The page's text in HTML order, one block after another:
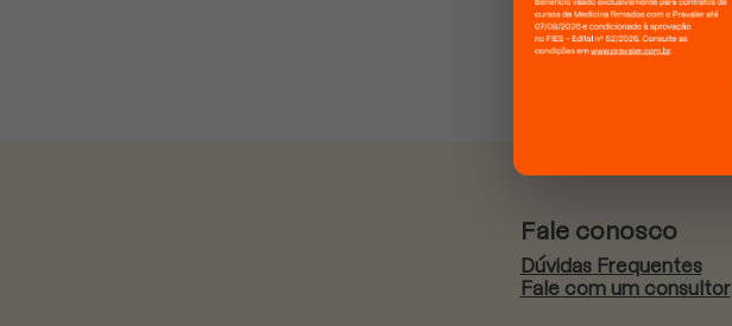
Fale conosco
Dúvidas Frequentes
Fale com um consultor